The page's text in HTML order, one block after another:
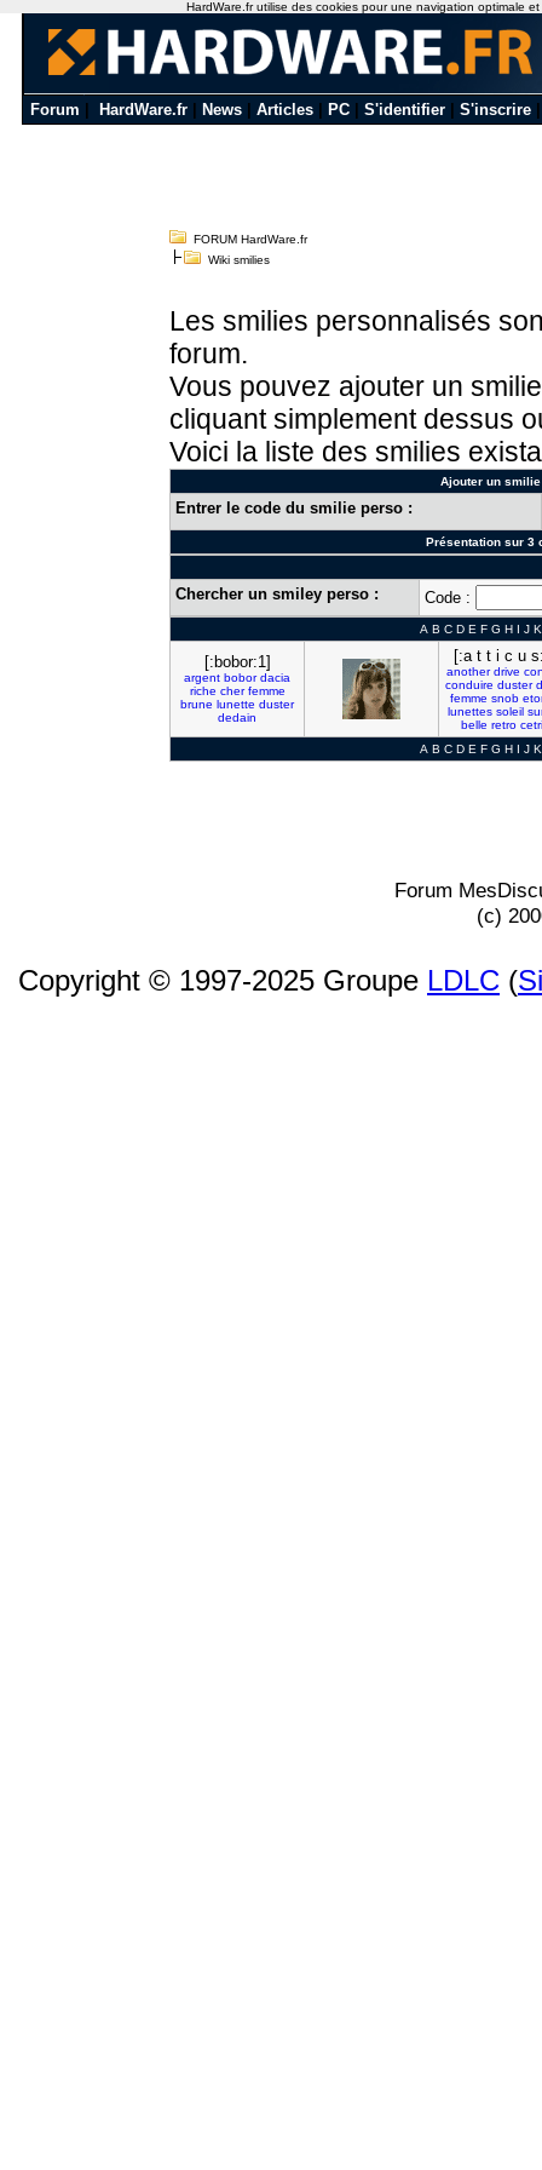
Forum HardWare.fr News Articles PC S'identifier S'inscrire
FORUM HardWare.fr
Wiki smilies
Les smilies personnalisés
forum.
Vous pouvez ajouter un
cliquant simplement dessus
Voici la liste des smilies
Ajouter un
Entrer le code du smilie perso :
Présentation sur 3
Chercher un smiley perso : Code :
A B C D E F G H I J K
[:bobor:1]
argent bobor dacia
riche cher femme
brune lunette duster
dedain
[:a t t i c u
another drive
conduire duster
femme snob
lunettes soleil
belle retro
A B C D E F G H I J K
Forum
(c)
Copyright © 1997-2025 Groupe LDLC (
HardWare.fr utilise des cookies pour une navigation optimale